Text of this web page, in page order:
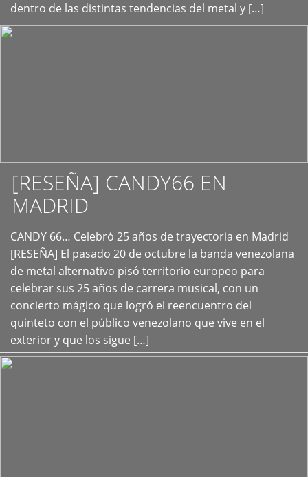
dentro de las distintas tendencias del metal y […]
[RESEÑA] CANDY66 EN
MADRID
CANDY 66… Celebró 25 años de trayectoria en Madrid
[RESEÑA] El pasado 20 de octubre la banda venezolana
de metal alternativo pisó territorio europeo para
celebrar sus 25 años de carrera musical, con un
concierto mágico que logró el reencuentro del
quinteto con el público venezolano que vive en el
exterior y que los sigue […]
+